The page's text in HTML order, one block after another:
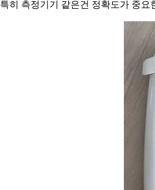
특히 측정기기 같은건 정확도가 중